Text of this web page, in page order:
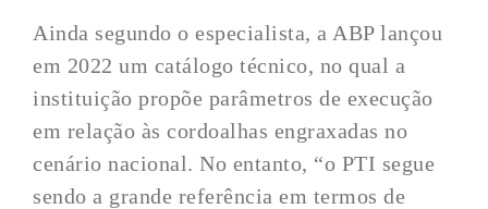
Ainda segundo o especialista, a ABP lançou
em 2022 um catálogo técnico, no qual a
instituição propõe parâmetros de execução
em relação às cordoalhas engraxadas no
cenário nacional. No entanto, “o PTI segue
sendo a grande referência em termos de